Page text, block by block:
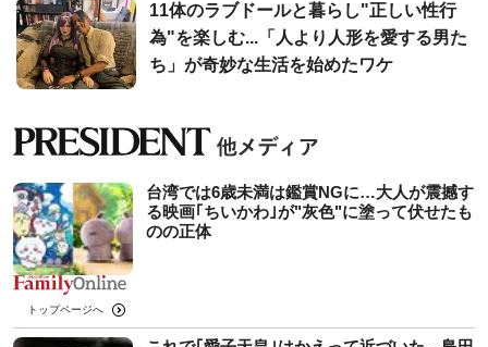
11体のラブドールと暮らし"正しい性行
為"を楽しむ...「人より人形を愛する男た
ち」が奇妙な生活を始めたワケ
台湾では6歳未満は鑑賞NGに…大人が震撼す
る映画｢ちいかわ｣が"灰色"に塗って伏せたも
のの正体
トップページへ